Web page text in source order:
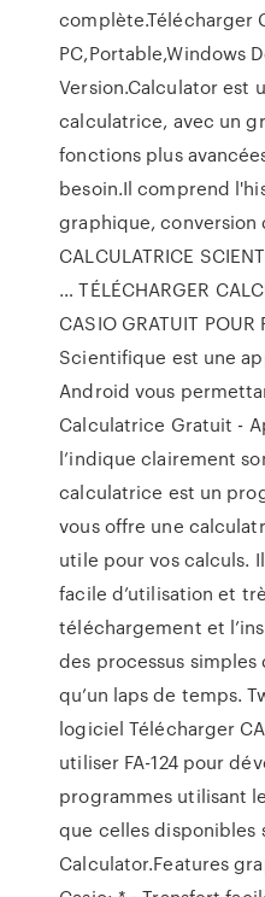
complète.Télécharger
PC,Portable,Windows
Version.Calculator est
calculatrice, avec un
fonctions plus
besoin.Il comprend
graphique, conversion
CALCULATRICE
… TÉLÉCHARGER
CASIO GRATUIT
Scientifique est une
Android vous
Calculatrice Gratuit -
l’indique clairement
calculatrice est un
vous offre une
utile pour vos calculs.
facile d’utilisation et
téléchargement et
des processus
qu’un laps de temps.
logiciel Télécharger
utiliser FA-124 pour
programmes utilisant
que celles disponibles
Calculator.Features